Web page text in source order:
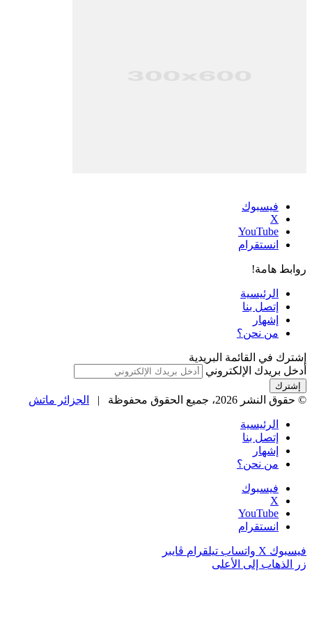
فيسبوك
‫X
‫YouTube
انستقرام
روابط هامة!
الرئيسية
إتصل بنا
إشهار
من نحن؟
إشترك في القائمة البريدية
أدخل بريدك الإلكتروني
© حقوق النشر 2026، جميع الحقوق محفوظة | الجزائر ماتش
الرئيسية
إتصل بنا
إشهار
من نحن؟
فيسبوك
‫X
‫YouTube
انستقرام
فيسبوك ‫X واتساب تيلقرام ڤايبر
زر الذهاب إلى الأعلى